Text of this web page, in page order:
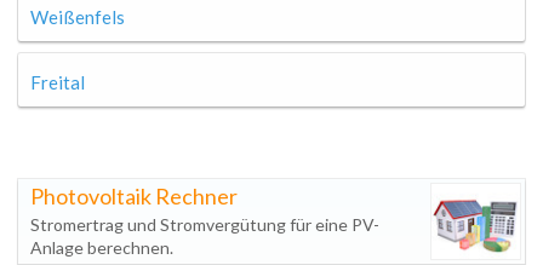
Weißenfels
Freital
Photovoltaik Rechner
Stromertrag und Stromvergütung für eine PV-
Anlage berechnen.